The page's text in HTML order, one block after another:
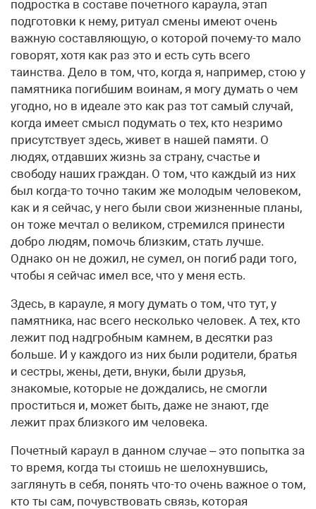
подростка в составе почетного караула, этап
подготовки к нему, ритуал смены имеют очень
важную составляющую, о которой почему-то мало
говорят, хотя как раз это и есть суть всего
таинства. Дело в том, что, когда я, например, стою у
памятника погибшим воинам, я могу думать о чем
угодно, но в идеале это как раз тот самый случай,
когда имеет смысл подумать о тех, кто незримо
присутствует здесь, живет в нашей памяти. О
людях, отдавших жизнь за страну, счастье и
свободу наших граждан. О том, что каждый из них
был когда-то точно таким же молодым человеком,
как и я сейчас, у него были свои жизненные планы,
он тоже мечтал о великом, стремился принести
добро людям, помочь близким, стать лучше.
Однако он не дожил, не сумел, он погиб ради того,
чтобы я сейчас имел все, что у меня есть.
Здесь, в карауле, я могу думать о том, что тут, у
памятника, нас всего несколько человек. А тех, кто
лежит под надгробным камнем, в десятки раз
больше. И у каждого из них были родители, братья
и сестры, жены, дети, внуки, были друзья,
знакомые, которые не дождались, не смогли
проститься и, может быть, даже не знают, где
лежит прах близкого им человека.
Почетный караул в данном случае – это попытка за
то время, когда ты стоишь не шелохнувшись,
заглянуть в себя, понять что-то очень важное о том,
кто ты сам, почувствовать связь, которая